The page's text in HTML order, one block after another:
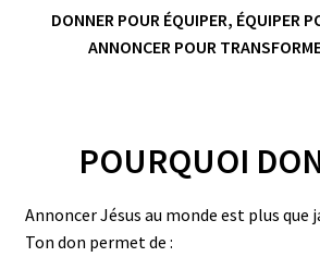
ÉVÉNEMENTS
DONNER POUR ÉQUIPER, ÉQUIPER
ANNONCER POUR
POURQUOI
Annoncer Jésus au monde est plus que
Ton don permet de :